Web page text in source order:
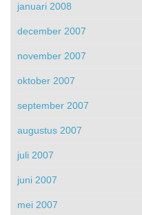
januari 2008
december 2007
november 2007
oktober 2007
september 2007
augustus 2007
juli 2007
juni 2007
mei 2007